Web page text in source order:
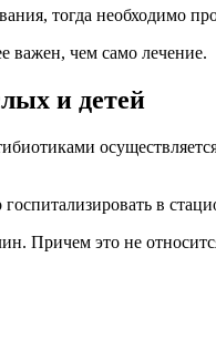
тогда
важен, чем само лечение.
и детей
в
Причем это не